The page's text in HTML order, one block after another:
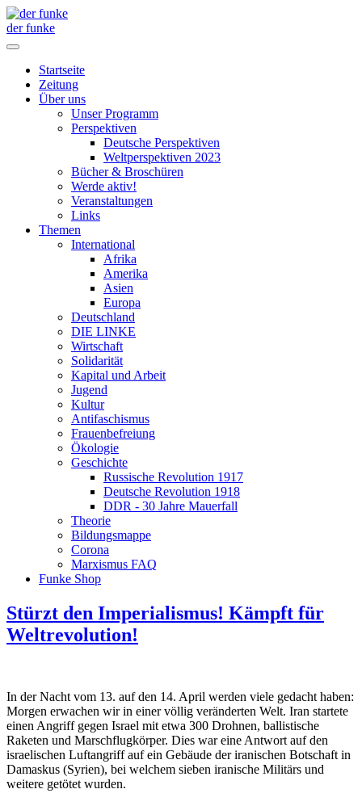
der funke
Startseite
Zeitung
Über uns
Unser Programm
Perspektiven
Deutsche Perspektiven
Weltperspektiven 2023
Bücher & Broschüren
Werde aktiv!
Veranstaltungen
Links
Themen
International
Afrika
Amerika
Asien
Europa
Deutschland
DIE LINKE
Wirtschaft
Solidarität
Kapital und Arbeit
Jugend
Kultur
Antifaschismus
Frauenbefreiung
Ökologie
Geschichte
Russische Revolution 1917
Deutsche Revolution 1918
DDR - 30 Jahre Mauerfall
Theorie
Bildungsmappe
Corona
Marxismus FAQ
Funke Shop
Stürzt den Imperialismus! Kämpft für
Weltrevolution!
In der Nacht vom 13. auf den 14. April werden viele gedacht haben:
Morgen erwachen wir in einer völlig veränderten Welt. Iran startete
einen Angriff gegen Israel mit etwa 300 Drohnen, ballistische
Raketen und Marschflugkörper. Dies war eine Antwort auf den
israelischen Luftangriff auf ein Gebäude der iranischen Botschaft in
Damaskus (Syrien), bei welchem sieben iranische Militärs und
weitere getötet wurden.